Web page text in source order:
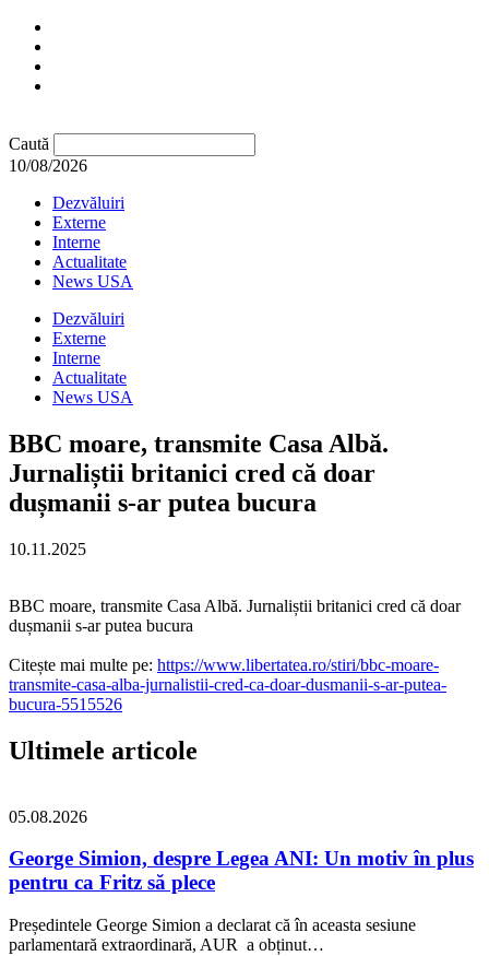
Caută
10/08/2026
Dezvăluiri
Externe
Interne
Actualitate
News USA
Dezvăluiri
Externe
Interne
Actualitate
News USA
BBC moare, transmite Casa Albă.
Jurnaliștii britanici cred că doar
dușmanii s-ar putea bucura
10.11.2025
BBC moare, transmite Casa Albă. Jurnaliștii britanici cred că doar
dușmanii s-ar putea bucura
Citește mai multe pe: https://www.libertatea.ro/stiri/bbc-moare-
transmite-casa-alba-jurnalistii-cred-ca-doar-dusmanii-s-ar-putea-
bucura-5515526
Ultimele articole
05.08.2026
George Simion, despre Legea ANI: Un motiv în plus
pentru ca Fritz să plece
Președintele George Simion a declarat că în aceasta sesiune
parlamentară extraordinară, AUR a obținut…